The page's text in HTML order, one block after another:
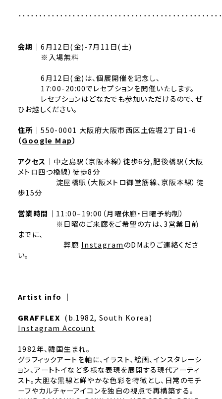
･･･････････････････････････････････････････････
会期｜6月12日(金)-7月11日(土)
※入場無料
6月12日(金)は、個展開催を記念し、
17:00-20:00でレセプションを開催いたします。
レセプションはどなたでも参加いただけるので、ぜ
ひお越しください。
住所｜550-0001 大阪府大阪市西区土佐堀2丁目1-6
（Google Map）
アクセス｜ 中之島駅（京阪本線）徒歩6分,肥後橋駅（大阪
メトロ四つ橋線）徒歩8分
淀屋橋駅（大阪メトロ御堂筋線、京阪本線）徒
歩15分
営業時間｜ 11:00–19:00（月曜休廊・日曜予約制）
※日曜のご来廊をご希望の方は、3営業日前
までに、
弊廊 InstagramのDMよりご連絡くださ
い。
Artist info
｜
GRAFFLEX (b.1982, South Korea)
Instagram Account
1982年、韓国生まれ。
グラフィックアートを軸に、イラスト、絵画、インスタレーシ
ョン、アートトイなど多様な表現を展開する現代アーティ
スト。大胆な黒線と鮮やかな色彩を特徴とし、日常のモチ
ーフやカルチャーアイコンを独自の視点で再構築する。